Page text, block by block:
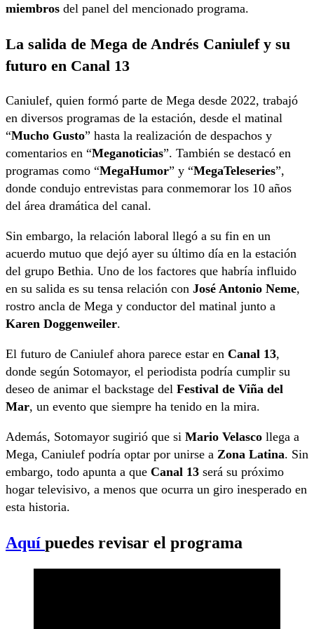
miembros del panel del mencionado programa.
La salida de Mega de Andrés Caniulef y su
futuro en Canal 13
Caniulef, quien formó parte de Mega desde 2022, trabajó
en diversos programas de la estación, desde el matinal
“Mucho Gusto” hasta la realización de despachos y
comentarios en “Meganoticias”. También se destacó en
programas como “MegaHumor” y “MegaTeleseries”,
donde condujo entrevistas para conmemorar los 10 años
del área dramática del canal.
Sin embargo, la relación laboral llegó a su fin en un
acuerdo mutuo que dejó ayer su último día en la estación
del grupo Bethia. Uno de los factores que habría influido
en su salida es su tensa relación con José Antonio Neme,
rostro ancla de Mega y conductor del matinal junto a
Karen Doggenweiler.
El futuro de Caniulef ahora parece estar en Canal 13,
donde según Sotomayor, el periodista podría cumplir su
deseo de animar el backstage del Festival de Viña del
Mar, un evento que siempre ha tenido en la mira.
Además, Sotomayor sugirió que si Mario Velasco llega a
Mega, Caniulef podría optar por unirse a Zona Latina. Sin
embargo, todo apunta a que Canal 13 será su próximo
hogar televisivo, a menos que ocurra un giro inesperado en
esta historia.
Aquí puedes revisar el programa